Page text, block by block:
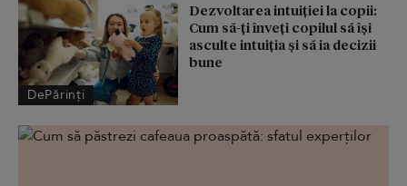
DePărinți
Dezvoltarea intuiției la copii:
Cum să-ți înveți copilul să își
asculte intuiția și să ia decizii
bune